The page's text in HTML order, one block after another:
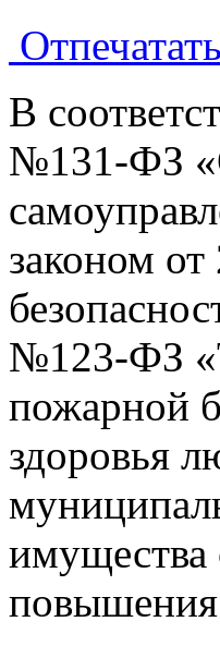
Отпечатать
В
№131-ФЗ
законом
№123-ФЗ
пожарной
здоровья
имущества
повышения